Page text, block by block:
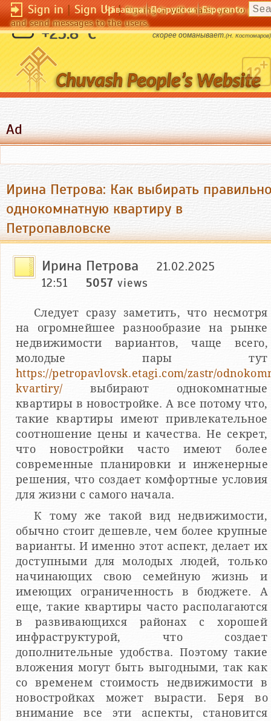
Sign in|Sign Up|Signing in will enable you to post
and send messages to the users.
Чӑвашла По-русски Esperanto
+25.8 °C
Чем более русский купец божится, тем
скорее обманывает.(Н. Костомаров)
Ad
Ирина Петрова: Как выбирать
однокомнатную квартиру в
Петропавловске
Ирина Петрова
21.02.2025
12:51
5057 views
Следует сразу заметить, что несмотря
на огромнейшее разнообразие на рынке
недвижимости вариантов, чаще всего,
молодые пары тут
https://petropavlovsk.etagi.com/zastr/
kvartiry/ выбирают однокомнатные
квартиры в новостройке. А все потому что,
такие квартиры имеют привлекательное
соотношение цены и качества. Не секрет,
что новостройки часто имеют более
современные планировки и инженерные
решения, что создает комфортные условия
для жизни с самого начала.
К тому же такой вид недвижимости,
обычно стоит дешевле, чем более крупные
варианты. И именно этот аспект, делает их
доступными для молодых людей, только
начинающих свою семейную жизнь и
имеющих ограниченность в бюджете. А
еще, такие квартиры часто располагаются
в развивающихся районах с хорошей
инфраструктурой, что создает
дополнительные удобства. Поэтому такие
вложения могут быть выгодными, так как
со временем стоимость недвижимости в
новостройках может вырасти. Беря во
внимание все эти аспекты, становится